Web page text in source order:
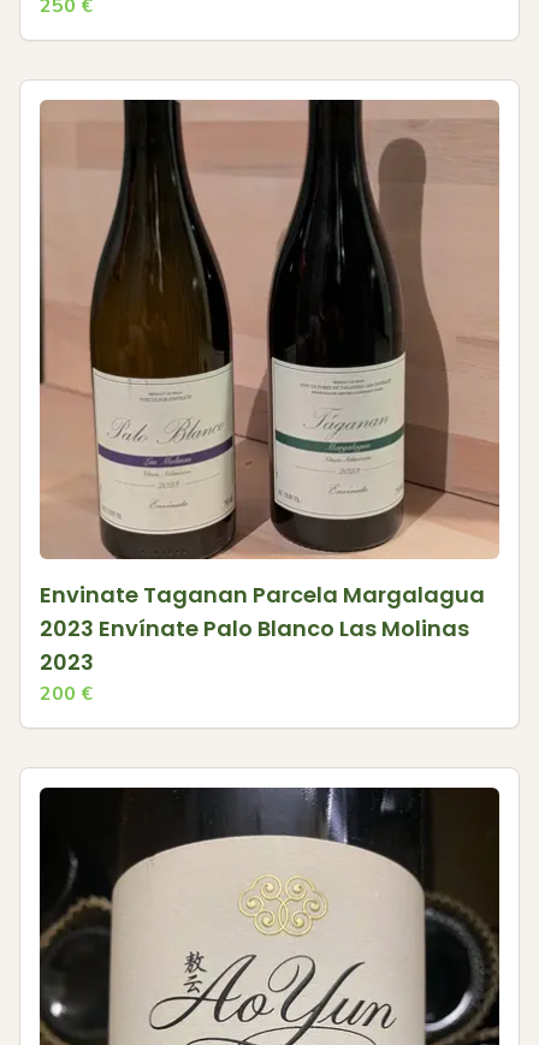
250 €
Envinate Taganan Parcela Margalagua
2023 Envínate Palo Blanco Las Molinas
2023
200 €